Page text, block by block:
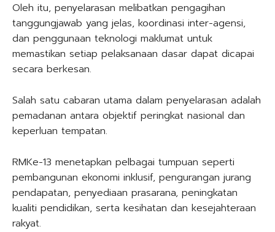
Oleh itu, penyelarasan melibatkan pengagihan
tanggungjawab yang jelas, koordinasi inter-agensi,
dan penggunaan teknologi maklumat untuk
memastikan setiap pelaksanaan dasar dapat dicapai
secara berkesan.
Salah satu cabaran utama dalam penyelarasan adalah
pemadanan antara objektif peringkat nasional dan
keperluan tempatan.
RMKe-13 menetapkan pelbagai tumpuan seperti
pembangunan ekonomi inklusif, pengurangan jurang
pendapatan, penyediaan prasarana, peningkatan
kualiti pendidikan, serta kesihatan dan kesejahteraan
rakyat.